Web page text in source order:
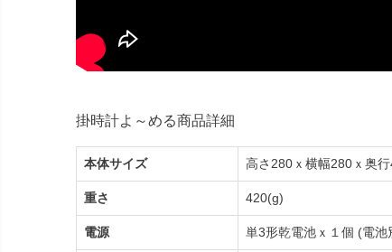
掛時計よ～める商品詳細
本体サイズ 高さ280ｘ横幅280ｘ奥
重さ 420(g)
電源 単3形乾電池ｘ１個 (電池